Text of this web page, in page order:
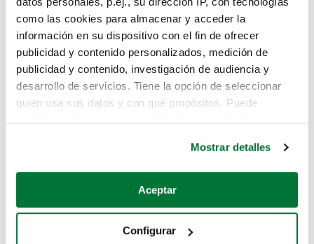
como las cookies para almacenar y acceder la
información en su dispositivo con el fin de ofrecer
publicidad y contenido personalizados, medición de
publicidad y contenido, investigación de audiencia y
desarrollo de servicios. Tiene la opción de seleccionar
quién usa sus datos y con qué propósitos. Puede
Si lo permite, también quisiéramos:
Recopilar información sobre su ubicación geográfica
Identificar su dispositivo analizándolo activamente
Mostrar detalles
Aceptar
Configurar
Lo sentimos, no sabemos como
te hemos traido hasta aquí.
Pero puedes encontrar el coche que estás
buscando en alguno de estos enlaces:
Coches de segunda mano
Coches de km0